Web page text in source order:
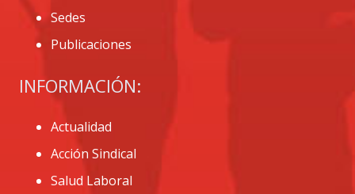
Sedes
Publicaciones
INFORMACIÓN:
Actualidad
Acción Sindical
Salud Laboral